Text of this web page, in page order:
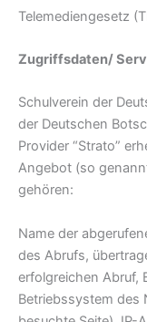
Telemediengesetz
Zugriffsdaten/
Schulverein der
der Deutschen
Provider “Strato”
Angebot (so
gehören:
Name der
des Abrufs,
erfolgreichen Abruf,
Betriebssystem des